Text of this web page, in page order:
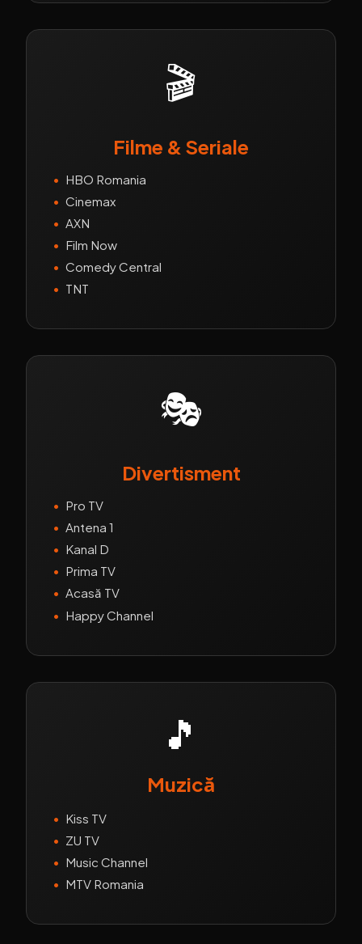
🎬
Filme & Seriale
• HBO Romania
• Cinemax
• AXN
• Film Now
• Comedy Central
• TNT
🎭
Divertisment
• Pro TV
• Antena 1
• Kanal D
• Prima TV
• Acasă TV
• Happy Channel
🎵
Muzică
• Kiss TV
• ZU TV
• Music Channel
• MTV Romania